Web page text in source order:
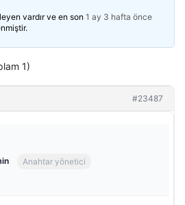
vardır ve en son 1 ay 3 hafta önce
1)
#23487
Anahtar yönetici